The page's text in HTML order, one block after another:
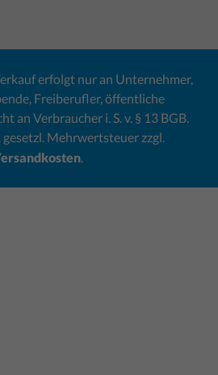
erfolgt nur an Unternehmer,
Freiberufler, öffentliche
an Verbraucher i. S. v. § 13 BGB.
gesetzl. Mehrwertsteuer zzgl.
.